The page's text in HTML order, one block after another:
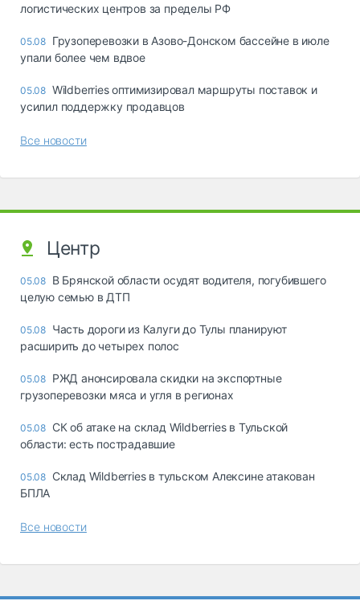
логистических центров за пределы РФ
05.08 Грузоперевозки в Азово-Донском бассейне в июле
упали более чем вдвое
05.08 Wildberries оптимизировал маршруты поставок и
усилил поддержку продавцов
Все новости
Центр
05.08 В Брянской области осудят водителя, погубившего
целую семью в ДТП
05.08 Часть дороги из Калуги до Тулы планируют
расширить до четырех полос
05.08 РЖД анонсировала скидки на экспортные
грузоперевозки мяса и угля в регионах
05.08 СК об атаке на склад Wildberries в Тульской
области: есть пострадавшие
05.08 Склад Wildberries в тульском Алексине атакован
БПЛА
Все новости